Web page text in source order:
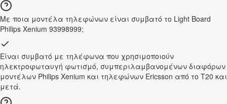
Με ποια μοντέλα τηλεφώνων είναι συμβατό το Light Board
Philips Xenium 93998999;
Είναι συμβατό με τηλέφωνα που χρησιμοποιούν
ηλεκτροφωταυγή φωτισμό, συμπεριλαμβανομένων διαφόρων
μοντέλων Philips Xenium και τηλεφώνων Ericsson από το T20 και
μετά.